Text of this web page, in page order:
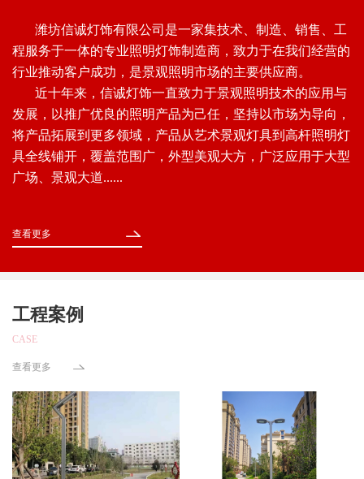
潍坊信诚灯饰有限公司是一家集技术、制造、销售、工
程服务于一体的专业照明灯饰制造商，致力于在我们经营的
行业推动客户成功，是景观照明市场的主要供应商。
近十年来，信诚灯饰一直致力于景观照明技术的应用与
发展，以推广优良的照明产品为己任，坚持以市场为导向，
将产品拓展到更多领域，产品从艺术景观灯具到高杆照明灯
具全线铺开，覆盖范围广，外型美观大方，广泛应用于大型
广场、景观大道......
查看更多
工程案例
CASE
查看更多